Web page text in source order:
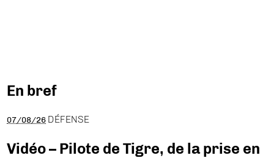
En bref
07/08/26 DÉFENSE
Vidéo – Pilote de Tigre, de la prise en